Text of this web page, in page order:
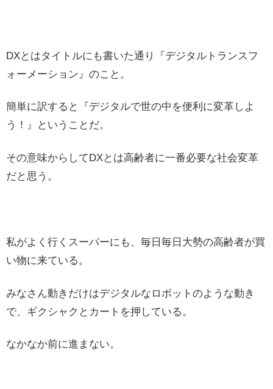
DXとはタイトルにも書いた通り『デジタルトランスフ
ォーメーション』のこと。
簡単に訳すると『デジタルで世の中を便利に変革しよ
う！』ということだ。
その意味からしてDXとは高齢者に一番必要な社会変革
だと思う。
私がよく行くスーパーにも、毎日毎日大勢の高齢者が買
い物に来ている。
みなさん動きだけはデジタルなロボットのような動き
で、ギクシャクとカートを押している。
なかなか前に進まない。